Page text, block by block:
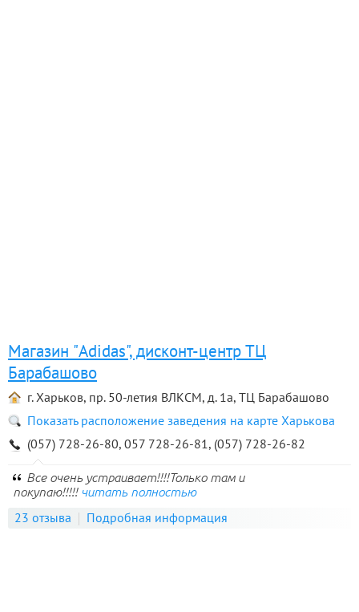
Магазин "Adidas", дисконт-центр ТЦ
Барабашово
г. Харьков, пр. 50-летия ВЛКСМ, д. 1а, ТЦ Барабашово
Показать расположение заведения на карте Харькова
(057) 728-26-80, 057 728-26-81, (057) 728-26-82
Все очень устраивает!!!!Только там и
покупаю!!!!! читать полностью
23 отзыва Подробная информация